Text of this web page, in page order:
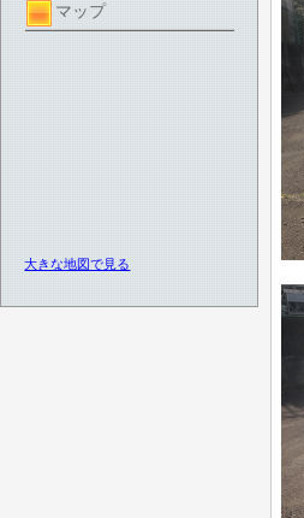
マップ
大きな地図で見る